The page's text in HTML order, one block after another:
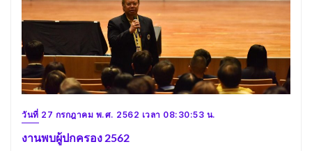
วันที่ 27 กรกฎาคม พ.ศ. 2562 เวลา 08:30:53 น.
งานพบผู้ปกครอง 2562